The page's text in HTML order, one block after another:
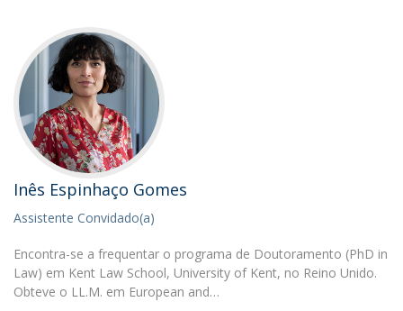
Inês Espinhaço Gomes
Assistente Convidado(a)
Encontra-se a frequentar o programa de Doutoramento (PhD in
Law) em Kent Law School, University of Kent, no Reino Unido.
Obteve o LL.M. em European and…